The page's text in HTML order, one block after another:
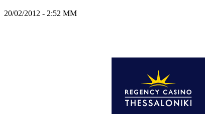
20/02/2012 - 2:52 ΜΜ